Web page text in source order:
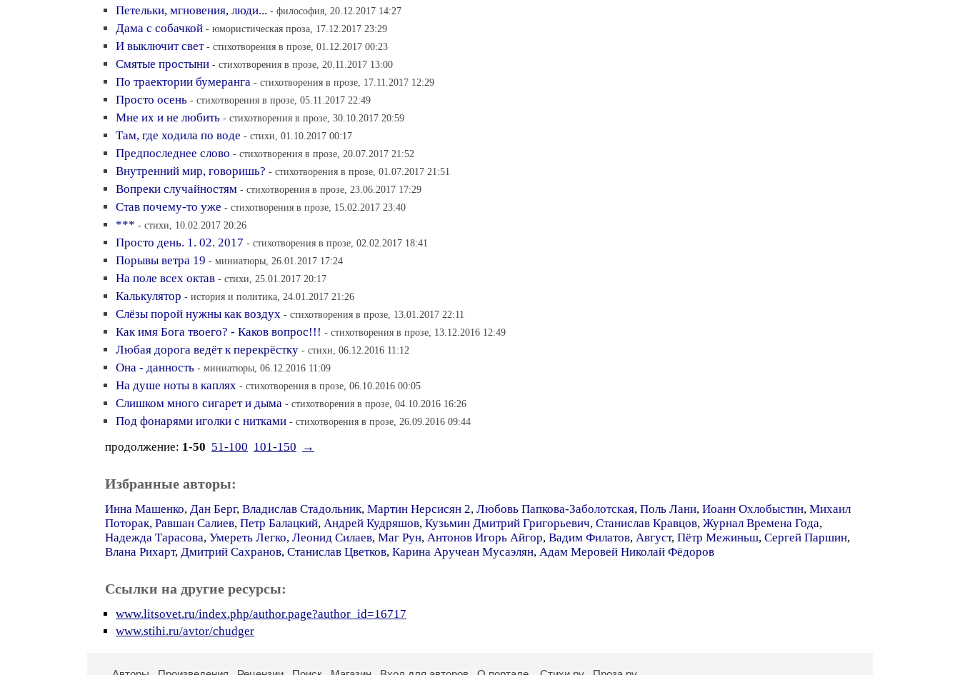
Петельки, мгновения, люди... - философия, 20.12.2017 14:27
Дама с собачкой - юмористическая проза, 17.12.2017 23:29
И выключит свет - стихотворения в прозе, 01.12.2017 00:23
Смятые простыни - стихотворения в прозе, 20.11.2017 13:00
По траектории бумеранга - стихотворения в прозе, 17.11.2017 12:29
Просто осень - стихотворения в прозе, 05.11.2017 22:49
Мне их и не любить - стихотворения в прозе, 30.10.2017 20:59
Там, где ходила по воде - стихи, 01.10.2017 00:17
Предпоследнее слово - стихотворения в прозе, 20.07.2017 21:52
Внутренний мир, говоришь? - стихотворения в прозе, 01.07.2017 21:51
Вопреки случайностям - стихотворения в прозе, 23.06.2017 17:29
Став почему-то уже - стихотворения в прозе, 15.02.2017 23:40
*** - стихи, 10.02.2017 20:26
Просто день. 1. 02. 2017 - стихотворения в прозе, 02.02.2017 18:41
Порывы ветра 19 - миниатюры, 26.01.2017 17:24
На поле всех октав - стихи, 25.01.2017 20:17
Калькулятор - история и политика, 24.01.2017 21:26
Слёзы порой нужны как воздух - стихотворения в прозе, 13.01.2017 22:11
Как имя Бога твоего? - Каков вопрос!!! - стихотворения в прозе, 13.12.2016 12:49
Любая дорога ведёт к перекрёстку - стихи, 06.12.2016 11:12
Она - данность - миниатюры, 06.12.2016 11:09
На душе ноты в каплях - стихотворения в прозе, 06.10.2016 00:05
Слишком много сигарет и дыма - стихотворения в прозе, 04.10.2016 16:26
Под фонарями иголки с нитками - стихотворения в прозе, 26.09.2016 09:44
продолжение: 1-50 51-100 101-150 →
Избранные авторы:
Инна Машенко, Дан Берг, Владислав Стадольник, Мартин Нерсисян 2, Любовь Папкова-Заболотская, Поль Лани, Иоанн Охлобыстин, Михаил
Поторак, Равшан Салиев, Петр Балацкий, Андрей Кудряшов, Кузьмин Дмитрий Григорьевич, Станислав Кравцов, Журнал Времена Года,
Надежда Тарасова, Умереть Легко, Леонид Силаев, Маг Рун, Антонов Игорь Айгор, Вадим Филатов, Август, Пётр Межиньш, Сергей Паршин,
Влана Рихарт, Дмитрий Сахранов, Станислав Цветков, Карина Аручеан Мусаэлян, Адам Меровей Николай Фёдоров
Ссылки на другие ресурсы:
www.litsovet.ru/index.php/author.page?author_id=16717
www.stihi.ru/avtor/chudger